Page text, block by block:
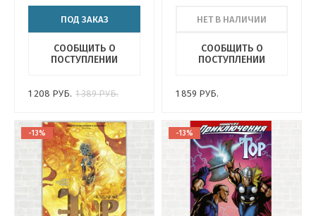
ПОД ЗАКАЗ
СООБЩИТЬ О
ПОСТУПЛЕНИИ
1 208 РУБ. 1 389РУБ.
НЕТ В НАЛИЧИИ
СООБЩИТЬ О
ПОСТУПЛЕНИИ
1 859 РУБ.
-13% -13%